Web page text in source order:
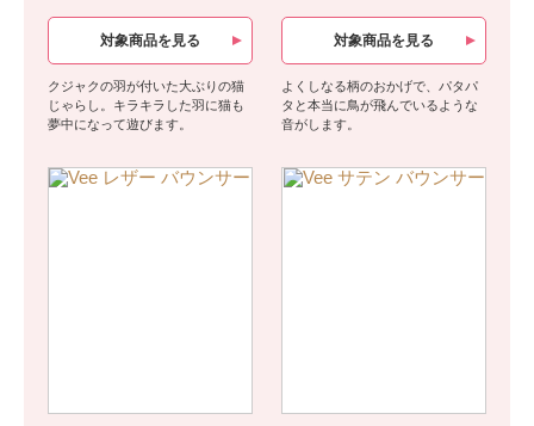
対象商品を見る
クジャクの羽が付いた大ぶりの猫
じゃらし。キラキラした羽に猫も
夢中になって遊びます。
対象商品を見る
よくしなる柄のおかげで、パタパ
タと本当に鳥が飛んでいるような
音がします。